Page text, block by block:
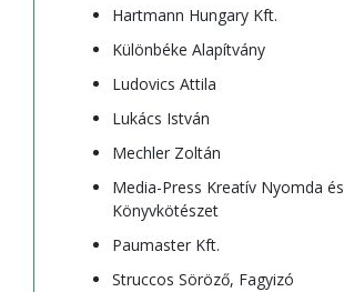
Hartmann Hungary Kft.
Különbéke Alapítvány
Ludovics Attila
Lukács István
Mechler Zoltán
Media-Press Kreatív Nyomda és
Könyvkötészet
Paumaster Kft.
Struccos Söröző, Fagyizó